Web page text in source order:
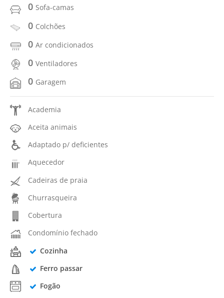
0 Sofa-camas
0 Colchões
0 Ar condicionados
0 Ventiladores
0 Garagem
Academia
Aceita animais
Adaptado p/ deficientes
Aquecedor
Cadeiras de praia
Churrasqueira
Cobertura
Condomínio fechado
Cozinha
Ferro passar
Fogão